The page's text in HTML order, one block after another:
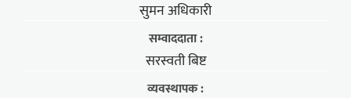
सुमन अधिकारी
सम्वाददाता :
सरस्वती बिष्ट
व्यवस्थापक :